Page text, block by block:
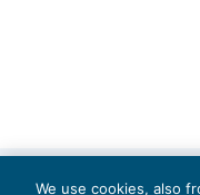
We use cookies, also